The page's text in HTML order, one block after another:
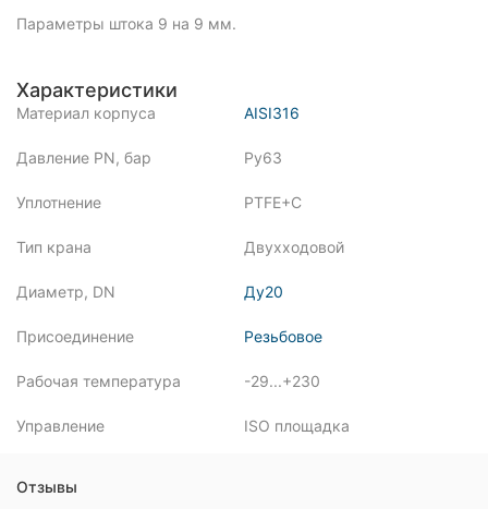
Параметры штока 9 на 9 мм.
Характеристики
Материал корпуса AISI316
Давление PN, бар Ру63
Уплотнение PTFE+C
Тип крана Двухходовой
Диаметр, DN Ду20
Присоединение Резьбовое
Рабочая температура -29...+230
Управление ISO площадка
Отзывы